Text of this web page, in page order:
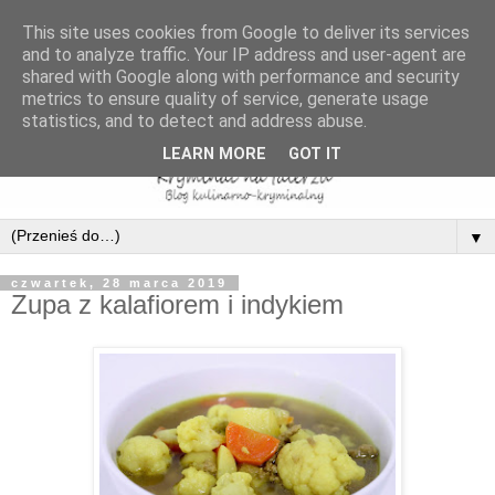
▼
czwartek, 28 marca 2019
Zupa z kalafiorem i indykiem
This site uses cookies from Google to deliver its services
and to analyze traffic. Your IP address and user-agent are
shared with Google along with performance and security
metrics to ensure quality of service, generate usage
statistics, and to detect and address abuse.
LEARN MORE GOT IT